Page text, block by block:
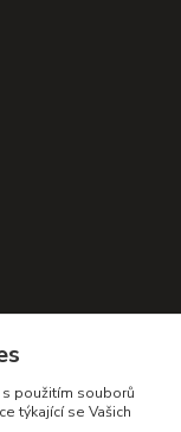
s použitím souborů
týkající se Vašich